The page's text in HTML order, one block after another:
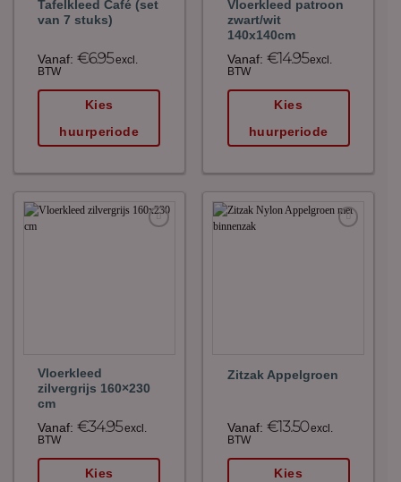
Tafelkleed Café (set
van 7 stuks)
Vanaf:€6.95excl.
BTW
Kies
huurperiode
Vloerkleed patroon
zwart/wit
140x140cm
Vanaf: €14.95excl.
BTW
Kies
huurperiode
Vloerkleed
zilvergrijs 160×230
cm
Vanaf:€34.95excl.
BTW
Kies
Zitzak Appelgroen
Vanaf: €13.50excl.
BTW
Kies